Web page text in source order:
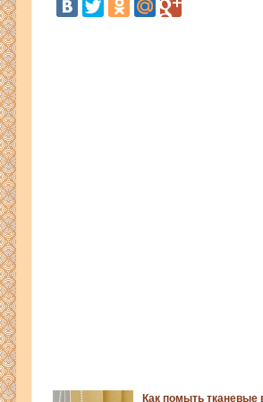
Как помыть тканевые